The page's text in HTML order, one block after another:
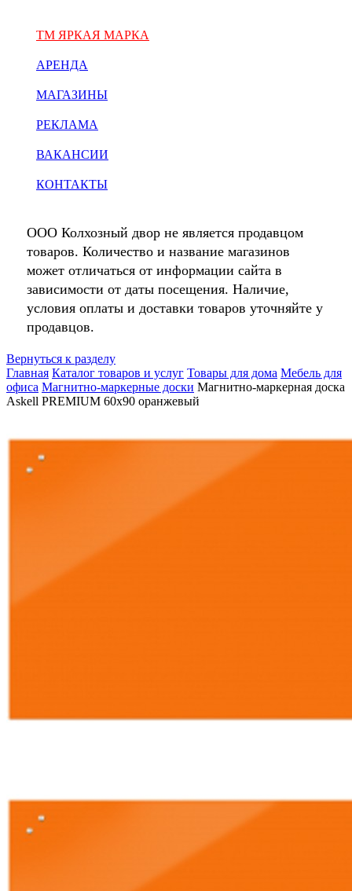
ТМ ЯРКАЯ МАРКА
АРЕНДА
МАГАЗИНЫ
РЕКЛАМА
ВАКАНСИИ
КОНТАКТЫ
ООО Колхозный двор не является продавцом
товаров. Количество и название магазинов
может отличаться от информации сайта в
зависимости от даты посещения. Наличие,
условия оплаты и доставки товаров уточняйте у
продавцов.
Вернуться к разделу
Главная Каталог товаров и услуг Товары для дома Мебель для
офиса Магнитно-маркерные доски Магнитно-маркерная доска
Askell PREMIUM 60х90 оранжевый